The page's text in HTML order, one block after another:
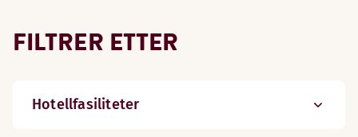
FILTRER ETTER
Hotellfasiliteter